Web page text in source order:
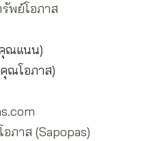
พย์โอภาส
ณแนน)
ณโอภาส)
ภาส (Sapopas)